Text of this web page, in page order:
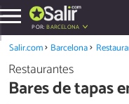
POR:BARCELONA
Salir.com Barcelona
Restaurantes
Bares de tapas